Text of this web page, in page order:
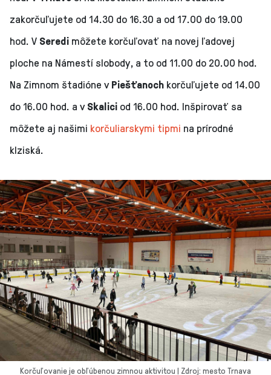
zakorčuľujete od 14.30 do 16.30 a od 17.00 do 19.00
hod. V Seredi môžete korčuľovať na novej ľadovej
ploche na Námestí slobody, a to od 11.00 do 20.00 hod.
Na Zimnom štadióne vPiešťanoch korčuľujete od 14.00
do 16.00 hod. a vSkalici od 16.00 hod. Inšpirovať sa
môžete aj našimi korčuliarskymi tipmi na prírodné
klziská.
Korčuľovanie je obľúbenou zimnou aktivitou | Zdroj: mesto Trnava